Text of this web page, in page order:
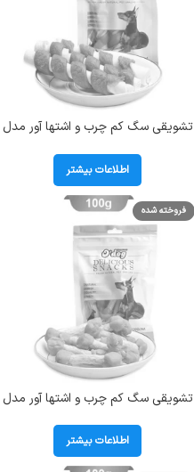
تشویقی سگ کم چرب و اشتها آور مدل
وزن 100 گرم
اطلاعات بیشتر
فروخته شده
تشویقی سگ کم چرب و اشتها آور مدل
اطلاعات بیشتر